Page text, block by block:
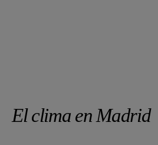
El clima en Madrid